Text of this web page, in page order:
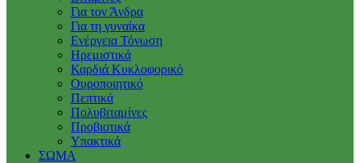
Για τον Άνδρα
Για τη γυναίκα
Ενέργεια Τόνωση
Ηρεμιστικά
Καρδιά Κυκλοφορικό
Ουροποιητικό
Πεπτικά
Πολυβιταμίνες
Προβιοτικά
Υπακτικά
ΣΩΜΑ